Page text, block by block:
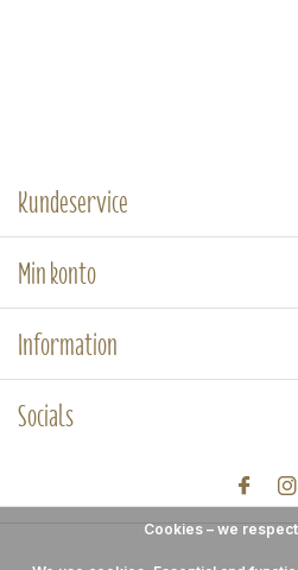
Kundeservice
Min konto
Information
Socials
Cookies – we